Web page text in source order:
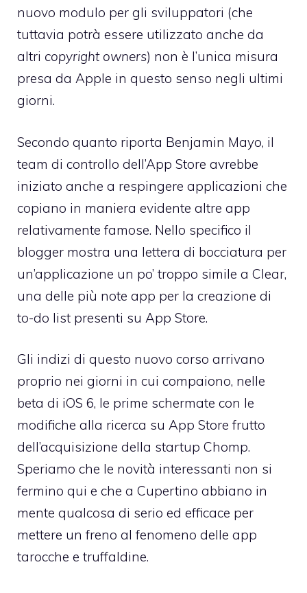
nuovo modulo per gli sviluppatori (che
tuttavia potrà essere utilizzato anche da
altri copyright owners) non è l’unica misura
presa da Apple in questo senso negli ultimi
giorni.
Secondo quanto riporta Benjamin Mayo, il
team di controllo dell’App Store avrebbe
iniziato anche a respingere applicazioni che
copiano in maniera evidente altre app
relativamente famose. Nello specifico il
blogger mostra una lettera di bocciatura per
un’applicazione un po’ troppo simile a Clear,
una delle più note app per la creazione di
to-do list presenti su App Store.
Gli indizi di questo nuovo corso arrivano
proprio nei giorni in cui compaiono, nelle
beta di iOS 6, le prime schermate con le
modifiche alla ricerca su App Store frutto
dell’acquisizione della startup Chomp.
Speriamo che le novità interessanti non si
fermino qui e che a Cupertino abbiano in
mente qualcosa di serio ed efficace per
mettere un freno al fenomeno delle app
tarocche e truffaldine.